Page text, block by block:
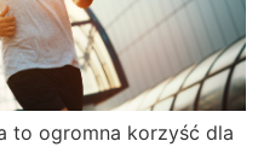
to ogromna korzyść dla